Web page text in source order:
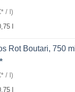
/ )
Rot Boutari, 750 ml
/ l)